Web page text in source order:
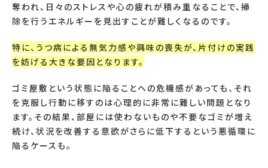
奪われ、日々のストレスや心の疲れが積み重なることで、掃
除を行うエネルギーを見出すことが難しくなるのです。
特に、うつ病による無気力感や興味の喪失が、片付けの実践
を妨げる大きな要因となります。
ゴミ屋敷という状態に陥ることへの危機感があっても、それ
を克服し行動に移すのは心理的に非常に難しい問題となり
ます。その結果、部屋には使わないものや不要なゴミが増え
続け、状況を改善する意欲がさらに低下するという悪循環に
陥るケースも。